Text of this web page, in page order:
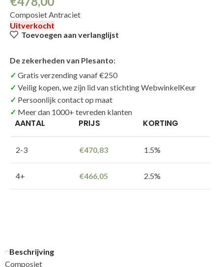
Composiet Antraciet
Uitverkocht
Toevoegen aan verlanglijst
De zekerheden van Plesanto:
Gratis verzending vanaf €250
Veilig kopen, we zijn lid van stichting WebwinkelKeur
Persoonlijk contact op maat
Meer dan 1000+ tevreden klanten
AANTAL PRIJS KORTING
2-3 €470,83 1.5%
4+ €466,05 2.5%
Beschrijving
Composiet